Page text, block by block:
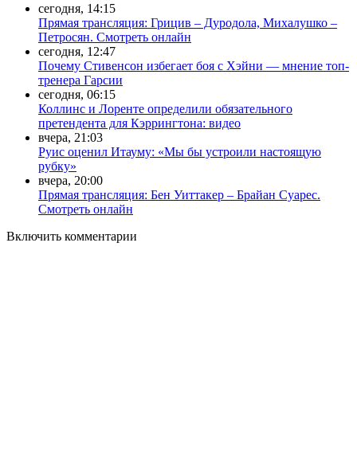
сегодня, 14:15
Прямая трансляция: Грицив – Дуродола, Михалушко –
Петросян. Смотреть онлайн
сегодня, 12:47
Почему Стивенсон избегает боя с Хэйни — мнение топ-
тренера Гарсии
сегодня, 06:15
Коллинс и Лоренте определили обязательного
претендента для Кэррингтона: видео
вчера, 21:03
Руис оценил Итауму: «Мы бы устроили настоящую
рубку»
вчера, 20:00
Прямая трансляция: Бен Уиттакер – Брайан Суарес.
Смотреть онлайн
Включить комментарии